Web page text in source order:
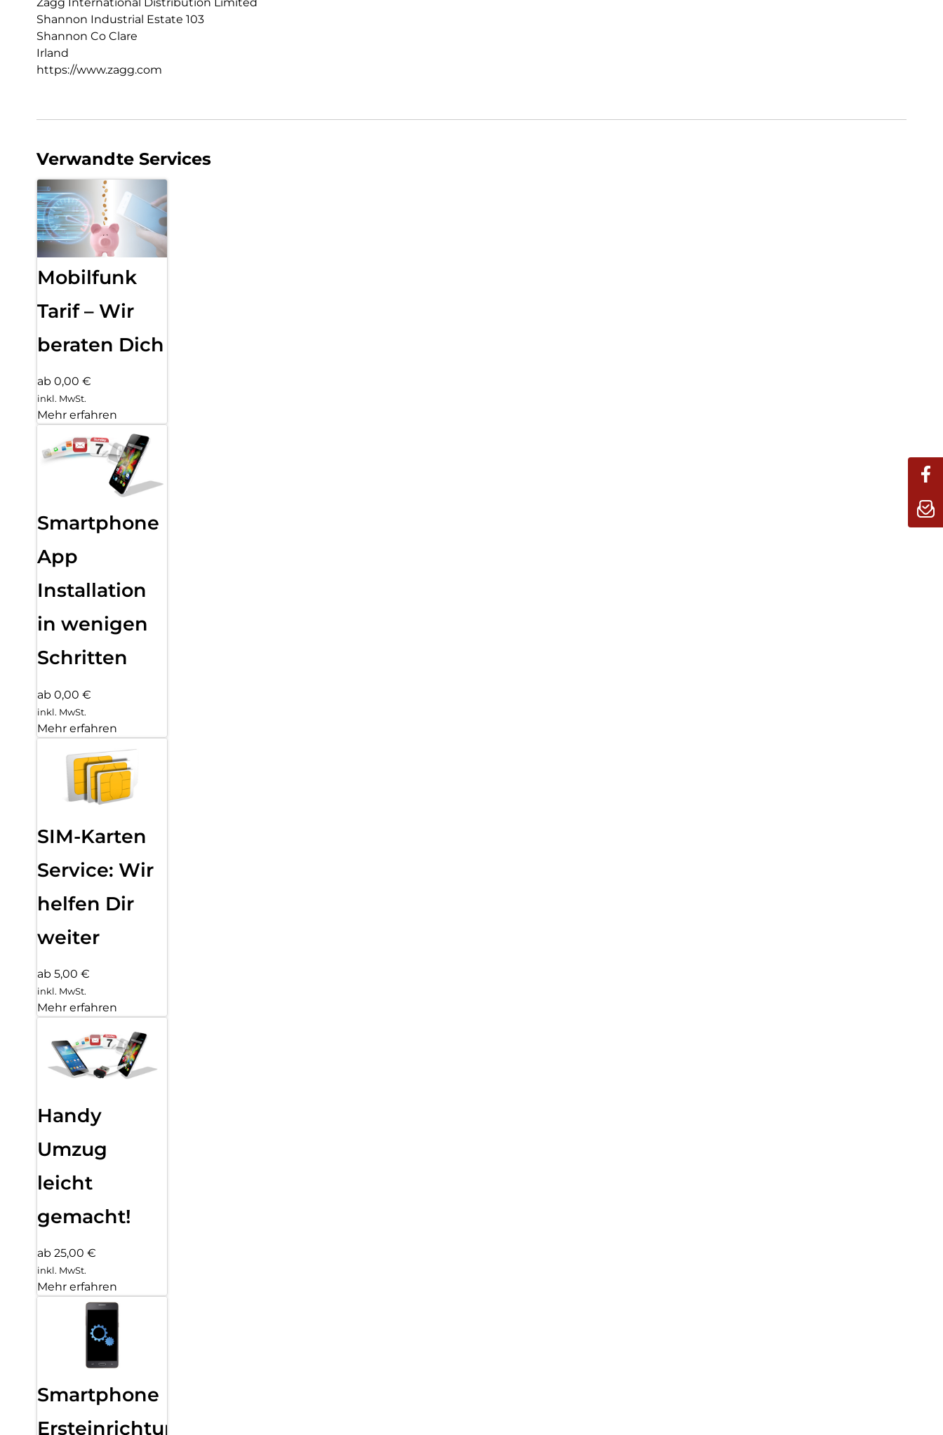
Shannon Industrial Estate 103
Shannon Co Clare
Irland
https://www.zagg.com
Verwandte Services
Mobilfunk
Tarif – Wir
beraten Dich
ab 0,00 €
inkl. MwSt.
Mehr erfahren
Smartphone
App
Installation
in wenigen
Schritten
ab 0,00 €
inkl. MwSt.
Mehr erfahren
SIM-Karten
Service: Wir
helfen Dir
weiter
ab 5,00 €
inkl. MwSt.
Mehr erfahren
Handy
Umzug
leicht
gemacht!
ab 25,00 €
inkl. MwSt.
Mehr erfahren
Smartphone
Ersteinrichtung